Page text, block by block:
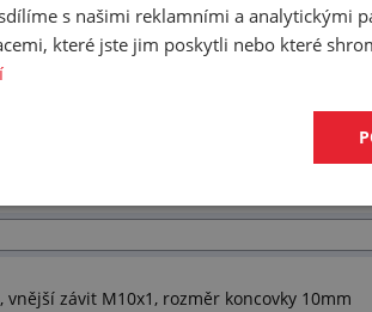
vnější závit M10x1, rozměr koncovky 10mm
s našimi reklamními a analytickými
které jste jim poskytli nebo které